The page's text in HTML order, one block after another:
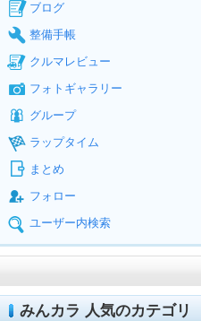
ブログ
整備手帳
クルマレビュー
フォトギャラリー
グループ
ラップタイム
まとめ
フォロー
ユーザー内検索
みんカラ 人気のカテゴリ